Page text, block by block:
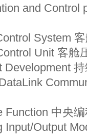
and Control
System
Unit 客舱
Function 中央
Output